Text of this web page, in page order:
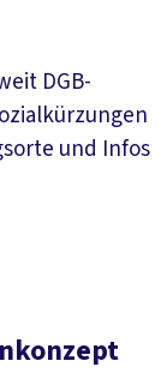
DGB-
und Infos